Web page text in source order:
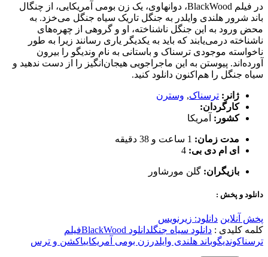
در فیلم BlackWood، دوانهاوی، یک زن بومی آمریکایی، از چنگال
باند شرور هلندی وایلدر به جنگل تاریک سیاه جنگل می‌خزد. به
محض ورود به این جنگل ناشناخته، او و گروهی از چهره‌های
ناشناخته درمی‌یابند که باید به یکدیگر یاری رسانند زیرا به طور
ناخواسته موجودی ترسناک و باستانی به نام وندیگو را بیرون
آورده‌اند. پیوستن به این ماجراجویی هیجان‌انگیز را از دست ندهید و
سیاه جنگل را هم‌اکنون دانلود کنید.
ژانر: ترسناک, وسترن
کارگردان:
کشور: آمریکا
مدت زمان: 1 ساعت و 38 دقیقه
ای ام دی بی: 4
بازیگران: گلن مورشاور
دانلود و پخش :
پخش آنلاین دانلود: زیرنویس
کلمه کلیدی : دانلود سیاه جنگلدانلود BlackWood
فیلم
ترسناکوندیگوباند هلندی وایلدر زن بومی آمریکاییاکشن و ترس